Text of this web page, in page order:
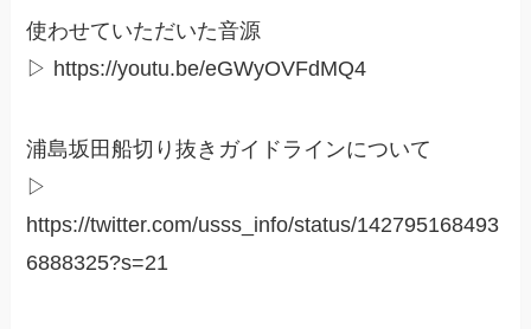
使わせていただいた音源
▷ https://youtu.be/eGWyOVFdMQ4
浦島坂田船切り抜きガイドラインについて
▷
https://twitter.com/usss_info/status/142795168493
6888325?s=21